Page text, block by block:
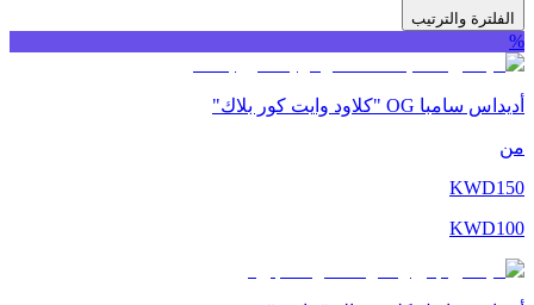
الفلترة والترتيب
%
أديداس سامبا OG "كلاود وايت كور بلاك"
من
KWD150
KWD100